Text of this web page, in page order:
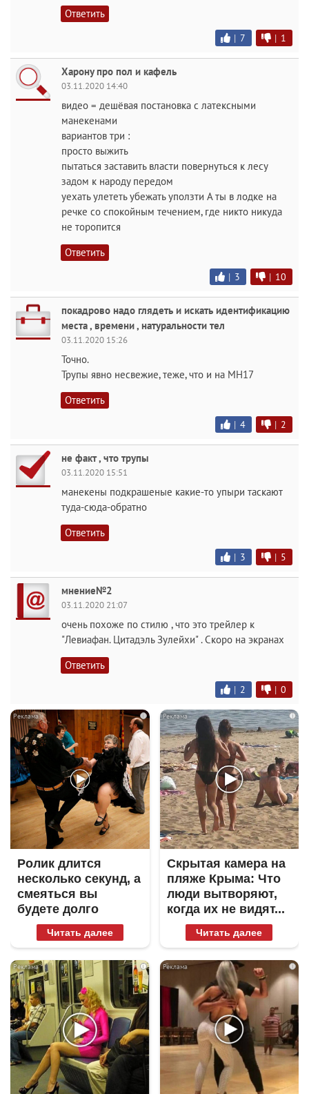
Ответить
| 7 | 1
Харону про пол и кафель
03.11.2020 14:40
видео = дешёвая постановка с латексными
манекенами
вариантов три :
просто выжить
пытаться заставить власти повернуться к лесу
задом к народу передом
уехать улететь убежать уползти А ты в лодке на
речке со спокойным течением, где никто никуда
не торопится
Ответить
| 3 | 10
покадрово надо глядеть и искать идентификацию
места , времени , натуральности тел
03.11.2020 15:26
Точно.
Трупы явно несвежие, теже, что и на МН17
Ответить
| 4 | 2
не факт , что трупы
03.11.2020 15:51
манекены подкрашеные какие-то упыри таскают
туда-сюда-обратно
Ответить
| 3 | 5
мнение№2
03.11.2020 21:07
очень похоже по стилю , что это трейлер к
"Левиафан. Цитадэль Зулейхи" . Скоро на экранах
Ответить
| 2 | 0
i
Ролик длится
несколько секунд, а
смеяться вы
будете долго
Читать далее
i
Скрытая камера на
пляже Крыма: Что
люди вытворяют,
когда их не видят...
Читать далее
i i